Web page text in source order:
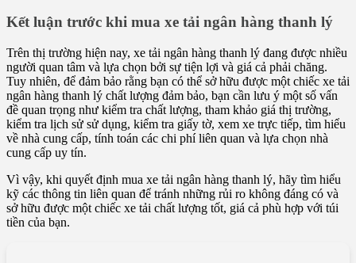
Kết luận trước khi mua xe tải ngân hàng thanh lý
Trên thị trường hiện nay, xe tải ngân hàng thanh lý đang được nhiều
người quan tâm và lựa chọn bởi sự tiện lợi và giá cả phải chăng.
Tuy nhiên, để đảm bảo rằng bạn có thể sở hữu được một chiếc xe tải
ngân hàng thanh lý chất lượng đảm bảo, bạn cần lưu ý một số vấn
đề quan trọng như kiểm tra chất lượng, tham khảo giá thị trường,
kiểm tra lịch sử sử dụng, kiểm tra giấy tờ, xem xe trực tiếp, tìm hiểu
về nhà cung cấp, tính toán các chi phí liên quan và lựa chọn nhà
cung cấp uy tín.
Vì vậy, khi quyết định mua xe tải ngân hàng thanh lý, hãy tìm hiểu
kỹ các thông tin liên quan để tránh những rủi ro không đáng có và
sở hữu được một chiếc xe tải chất lượng tốt, giá cả phù hợp với túi
tiền của bạn.